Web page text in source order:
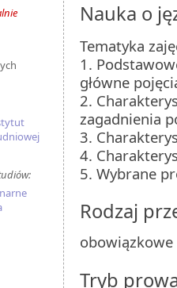
Nauka o
Tematyka
1.
główne
2.
zagadnienia
3.
4.
5. Wybrane
Rodzaj
obowiązkowe
Tryb